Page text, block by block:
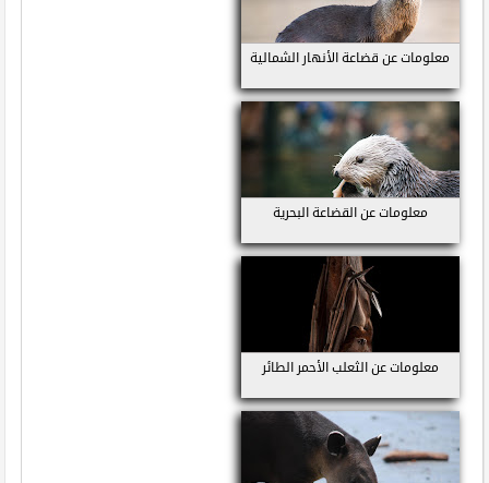
معلومات عن قضاعة الأنهار الشمالية
معلومات عن القضاعة البحرية
معلومات عن الثعلب الأحمر الطائر